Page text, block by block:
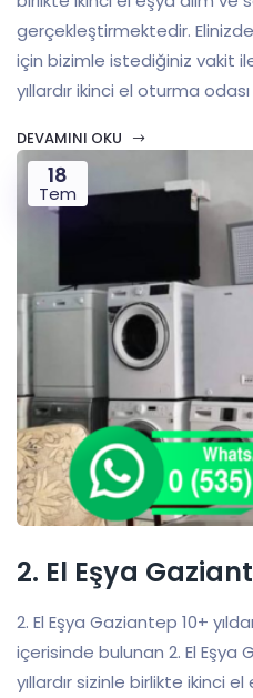
gerçekleştirmektedir.
için bizimle istediğiniz vakit
yıllardır ikinci el oturma odası
DEVAMINI OKU
18
Tem
2. El Eşya
2. El Eşya Gaziantep 10+
içerisinde bulunan 2. El
yıllardır sizinle birlikte ikinci